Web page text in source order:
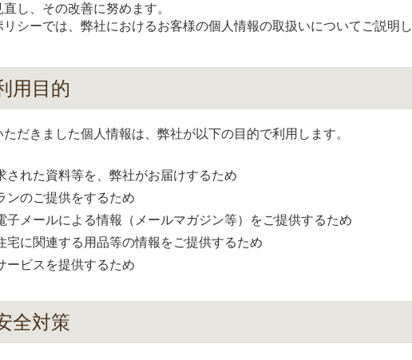
し、その改善に努めます。
シーでは、弊社におけるお客様の個人情報の取扱いについてご説明し
用目的
だきました個人情報は、弊社が以下の目的で利用します。
された資料等を、弊社がお届けするため
ンのご提供をするため
子メールによる情報（メールマガジン等）をご提供するため
宅に関連する用品等の情報をご提供するため
ービスを提供するため
全対策